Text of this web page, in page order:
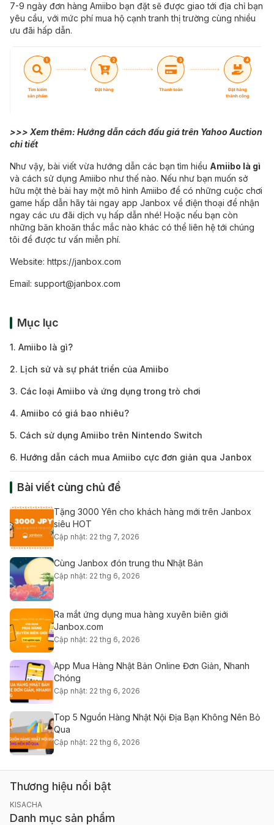
7-9 ngày đơn hàng Amiibo bạn đặt sẽ được giao tới địa chỉ bạn
yêu cầu, với mức phí mua hộ cạnh tranh thị trường cùng nhiều
ưu đãi hấp dẫn.
>>> Xem thêm: Hướng dẫn cách đấu giá trên Yahoo Auction
chi tiết
Như vậy, bài viết vừa hướng dẫn các bạn tìm hiểu Amiibo là gì
và cách sử dụng Amiibo như thế nào. Nếu như bạn muốn sở
hữu một thẻ bài hay một mô hình Amiibo để có những cuộc chơi
game hấp dẫn hãy tải ngay app Janbox về điện thoại để nhận
ngay các ưu đãi dịch vụ hấp dẫn nhé! Hoặc nếu bạn còn
những băn khoăn thắc mắc nào khác có thể liên hệ tới chúng
tôi để được tư vấn miễn phí.
Website: https://janbox.com
Email: support@janbox.com
Mục lục
1. Amiibo là gì?
2. Lịch sử và sự phát triển của Amiibo
3. Các loại Amiibo và ứng dụng trong trò chơi
4. Amiibo có giá bao nhiêu?
5. Cách sử dụng Amiibo trên Nintendo Switch
6. Hướng dẫn cách mua Amiibo cực đơn giản qua Janbox
Bài viết cùng chủ đề
Tặng 3000 Yên cho khách hàng mới trên Janbox
siêu HOT
Cập nhật: 22 thg 7, 2026
Cùng Janbox đón trung thu Nhật Bản
Cập nhật: 22 thg 6, 2026
Ra mắt ứng dụng mua hàng xuyên biên giới
Janbox.com
Cập nhật: 22 thg 6, 2026
App Mua Hàng Nhật Bản Online Đơn Giản, Nhanh
Chóng
Cập nhật: 22 thg 6, 2026
Top 5 Nguồn Hàng Nhật Nội Địa Bạn Không Nên Bỏ
Qua
Cập nhật: 22 thg 6, 2026
Thương hiệu nổi bật
KISACHA
Danh mục sản phẩm